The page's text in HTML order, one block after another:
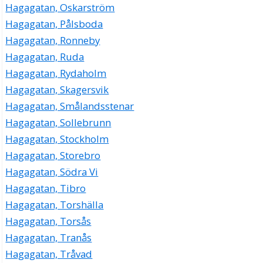
Hagagatan, Oskarström
Hagagatan, Pålsboda
Hagagatan, Ronneby
Hagagatan, Ruda
Hagagatan, Rydaholm
Hagagatan, Skagersvik
Hagagatan, Smålandsstenar
Hagagatan, Sollebrunn
Hagagatan, Stockholm
Hagagatan, Storebro
Hagagatan, Södra Vi
Hagagatan, Tibro
Hagagatan, Torshälla
Hagagatan, Torsås
Hagagatan, Tranås
Hagagatan, Tråvad